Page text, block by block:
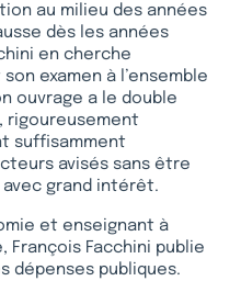
au milieu des années
dès les années
en cherche
examen à l’ensemble
ouvrage a le double
rigoureusement
suffisamment
avisés sans être
grand intérêt.
et enseignant à
François Facchini publie
dépenses publiques.